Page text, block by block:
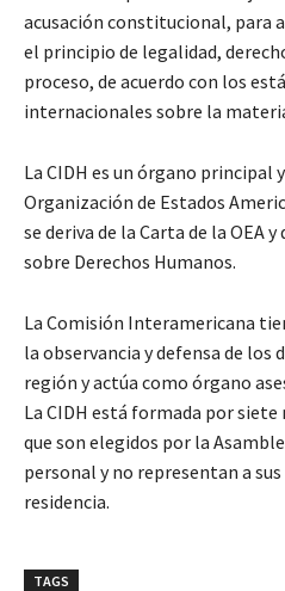
acusación constitucional, para
el principio de legalidad,
proceso, de acuerdo con los
internacionales sobre la
La CIDH es un órgano principal
Organización de Estados
se deriva de la Carta de la OEA
sobre Derechos Humanos.
La Comisión Interamericana
la observancia y defensa de los
región y actúa como órgano
La CIDH está formada por
que son elegidos por la
personal y no representan a
residencia.
TAGS